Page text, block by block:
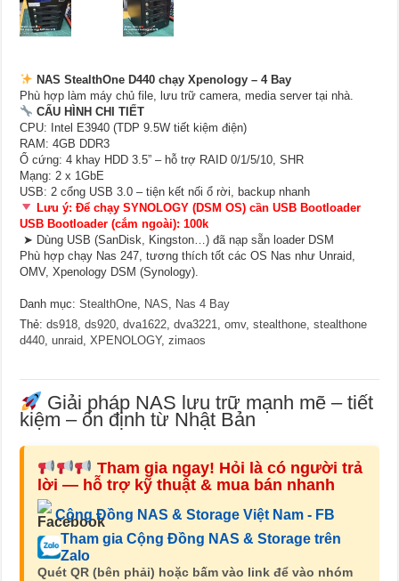
NAS StealthOne D440 chạy Xpenology – 4 Bay
Phù hợp làm máy chủ file, lưu trữ camera, media server tại nhà.
CẤU HÌNH CHI TIẾT
CPU: Intel E3940 (TDP 9.5W tiết kiệm điện)
RAM: 4GB DDR3
Ổ cứng: 4 khay HDD 3.5” – hỗ trợ RAID 0/1/5/10, SHR
Mạng: 2 x 1GbE
USB: 2 cổng USB 3.0 – tiện kết nối ổ rời, backup nhanh
Lưu ý: Để chạy SYNOLOGY (DSM OS) cần USB Bootloader
USB Bootloader (cắm ngoài): 100k
➤ Dùng USB (SanDisk, Kingston…) đã nạp sẵn loader DSM
Phù hợp chạy Nas 247, tương thích tốt các OS Nas như Unraid,
OMV, Xpenology DSM (Synology).
Danh mục:StealthOne, NAS, Nas 4 Bay
Thẻ:ds918,ds920,dva1622,dva3221,omv,stealthone,stealthone
d440,unraid,XPENOLOGY,zimaos
Giải pháp NAS lưu trữ mạnh mẽ – tiết
kiệm – ổn định từ Nhật Bản
Tham gia ngay! Hỏi là có người trả
lời — hỗ trợ kỹ thuật & mua bán nhanh
Cộng Đồng NAS & Storage Việt Nam - FB
Tham gia Cộng Đồng NAS & Storage trên
Zalo
Quét QR (bên phải) hoặc bấm vào link để vào nhóm